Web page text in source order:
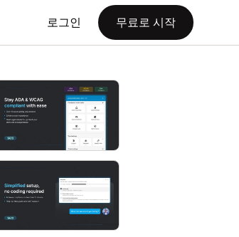
로그인 무료로 시작